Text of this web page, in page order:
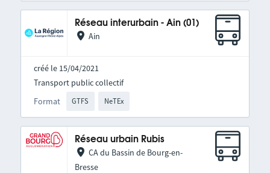
Réseau interurbain - Ain (01)
Ain
créé le 15/04/2021
Format GTFS NeTEx
Transport public collectif
Réseau urbain Rubis
CA du Bassin de Bourg-en-
Bresse